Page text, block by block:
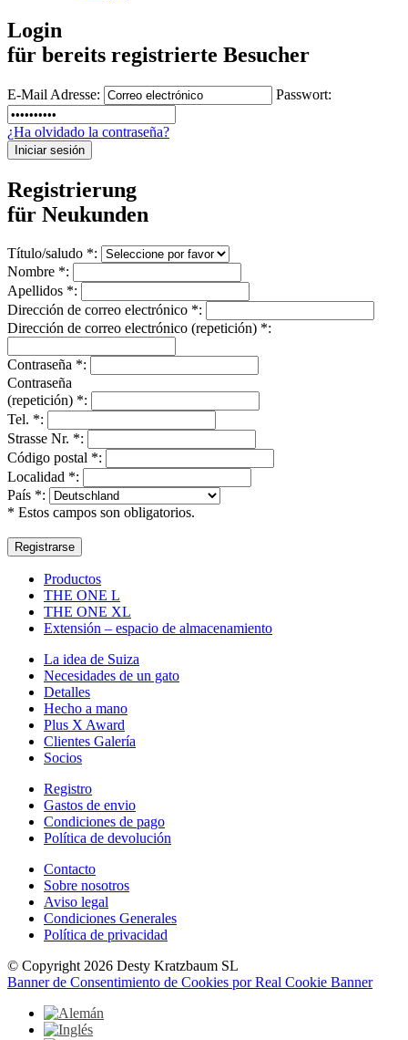
Login
für bereits registrierte Besucher
E-Mail Adresse: Passwort:
¿Ha olvidado la contraseña?
Registrierung
für Neukunden
Título/saludo *:
Nombre *:
Apellidos *:
Dirección de correo electrónico *:
Dirección de correo electrónico (repetición) *:
Contraseña *:
Contraseña
(repetición) *:
Tel. *:
Strasse Nr. *:
Código postal *:
Localidad *:
País *:
* Estos campos son obligatorios.
Productos
THE ONE L
THE ONE XL
Extensión – espacio de almacenamiento
La idea de Suiza
Necesidades de un gato
Detalles
Hecho a mano
Plus X Award
Clientes Galería
Socios
Registro
Gastos de envio
Condiciones de pago
Política de devolución
Contacto
Sobre nosotros
Aviso legal
Condiciones Generales
Política de privacidad
© Copyright 2026 Desty Kratzbaum SL
Banner de Consentimiento de Cookies por Real Cookie Banner